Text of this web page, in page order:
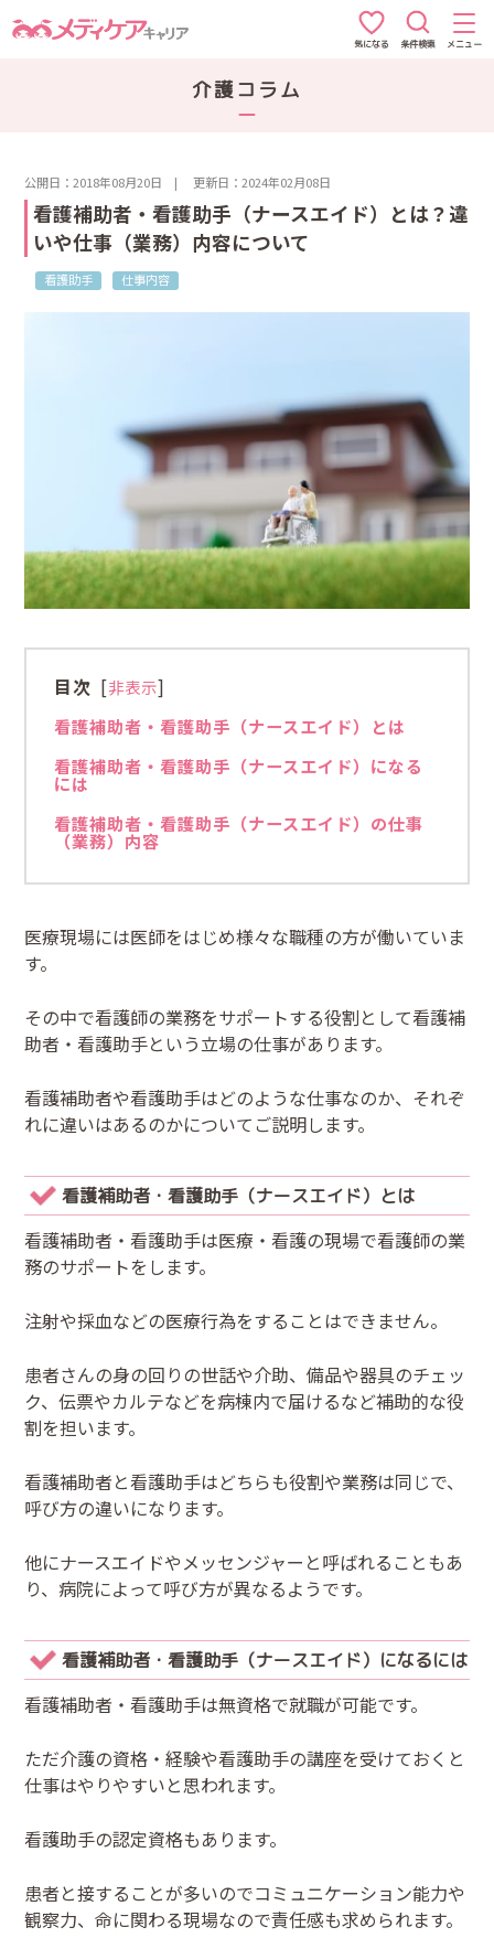
気になる 条件検索 メニュー
介護コラム
公開日：2018年08月20日 |更新日：2024年02月08日
看護補助者・看護助手（ナースエイド）とは？違
いや仕事（業務）内容について
看護助手 仕事内容
目次 [非表示]
看護補助者・看護助手（ナースエイド）とは
看護補助者・看護助手（ナースエイド）になる
には
看護補助者・看護助手（ナースエイド）の仕事
（業務）内容
医療現場には医師をはじめ様々な職種の方が働いていま
す。
その中で看護師の業務をサポートする役割として看護補
助者・看護助手という立場の仕事があります。
看護補助者や看護助手はどのような仕事なのか、それぞ
れに違いはあるのかについてご説明します。
看護補助者・看護助手（ナースエイド）とは
看護補助者・看護助手は医療・看護の現場で看護師の業
務のサポートをします。
注射や採血などの医療行為をすることはできません。
患者さんの身の回りの世話や介助、備品や器具のチェッ
ク、伝票やカルテなどを病棟内で届けるなど補助的な役
割を担います。
看護補助者と看護助手はどちらも役割や業務は同じで、
呼び方の違いになります。
他にナースエイドやメッセンジャーと呼ばれることもあ
り、病院によって呼び方が異なるようです。
看護補助者・看護助手（ナースエイド）になるには
看護補助者・看護助手は無資格で就職が可能です。
ただ介護の資格・経験や看護助手の講座を受けておくと
仕事はやりやすいと思われます。
看護助手の認定資格もあります。
患者と接することが多いのでコミュニケーション能力や
観察力、命に関わる現場なので責任感も求められます。